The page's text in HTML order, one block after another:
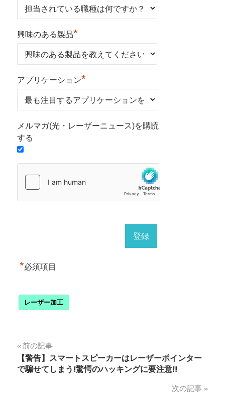
興味のある製品*
アプリケーション*
メルマガ(光・レーザーニュース)を購読
する
*必須項目
レーザー加工
投
稿
前の記事
【警告】スマートスピーカーはレーザーポインター
で騙せてしまう!驚愕のハッキングに要注意!!
次の記事